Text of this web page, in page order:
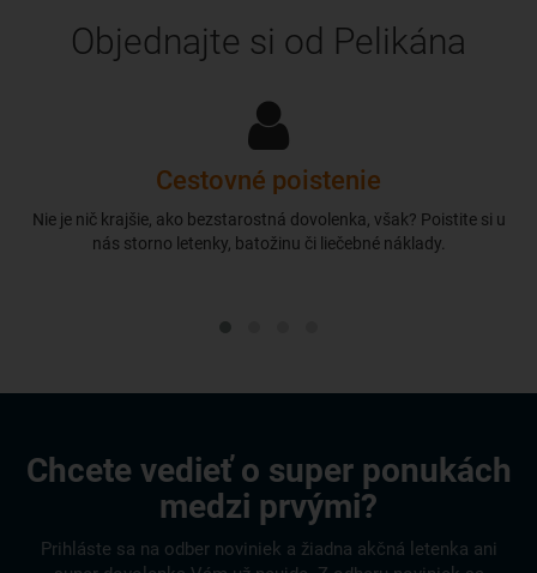
Objednajte si od Pelikána
Cestovné poistenie
Nie je nič krajšie, ako bezstarostná dovolenka, však? Poistite si u
nás storno letenky, batožinu či liečebné náklady.
Chcete vedieť o super ponukách
medzi prvými?
Prihláste sa na odber noviniek a žiadna akčná letenka ani